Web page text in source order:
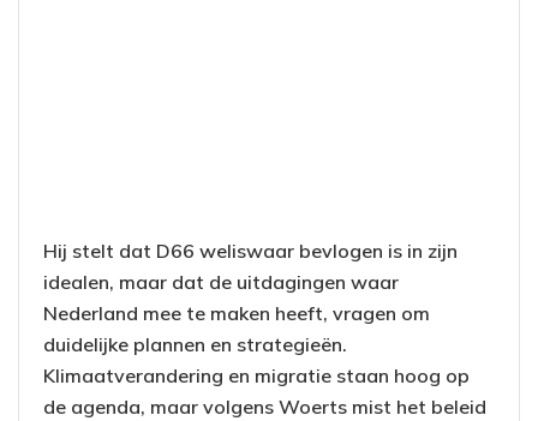
Hij stelt dat D66 weliswaar bevlogen is in zijn
idealen, maar dat de uitdagingen waar
Nederland mee te maken heeft, vragen om
duidelijke plannen en strategieën.
Klimaatverandering en migratie staan hoog op
de agenda, maar volgens Woerts mist het beleid